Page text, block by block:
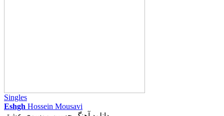
Singles
Eshgh Hossein Mousavi